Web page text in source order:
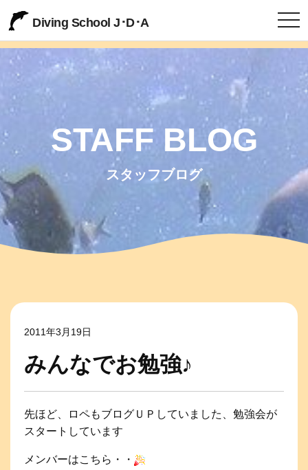
Diving School J･D･A
STAFF BLOG
スタッフブログ
2011年3月19日
みんなでお勉強♪
先ほど、ロペもブログＵＰしていました、勉強会が
スタートしています
メンバーはこちら・・